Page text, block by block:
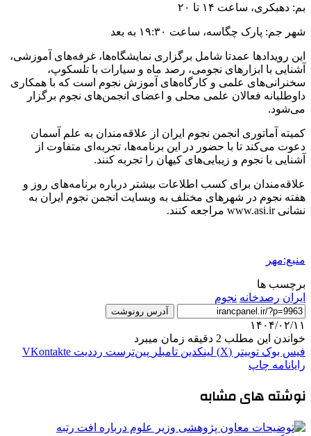
بم: دهبکری، ساعت ۱۴ تا ۲۰
شهر جم: پارک چگاسه، ساعت ۱۹:۳۰ به بعد
این رویدادها عمدتا شامل برگزاری نمایشگاه‌ها، غرفه‌های آموزشی،
آشنایی با ابزارهای نجومی، رصد ماه و سیارات با تلسکوپ،
سخنرانی‌های علمی و کارگاه‌های آموزش نجوم است که با همکاری
داوطلبانه فعالان علمی محلی و اعضای انجمن‌های نجوم برگزار
می‌شود.
کمیته آماتوری انجمن نجوم ایران از علاقه‌مندان به علم آسمان
دعوت می‌کند تا با حضور در این برنامه‌ها، تجربه‌ای متفاوت از
آشنایی با نجوم و زیبایی‌های کیهان را تجربه کنند.
علاقه‌مندان برای کسب اطلاعات بیشتر درباره برنامه‌های روز و
هفته نجوم در شهرهای مختلف به وبسایت انجمن نجوم ایران به
نشانی www.asi.ir مراجعه کنند.
منبع:مهر
برچسب ها
ایران رصدخانه نجوم
آدرس رونوشت
۱۴۰۴/۰۲/۱۱
خواندن این مطلب 2 دقیقه زمان میبرد
فیس بوک توییتر (X) لینکدین ‫تامبلر ‫پین‌ترست ‫رددیت ‫VKontakte
رایانامه چاپ
نوشته های مشابه